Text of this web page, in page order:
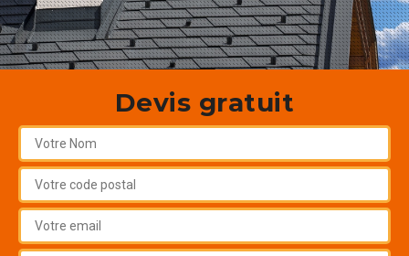
Devis gratuit